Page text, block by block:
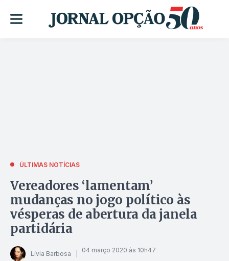
ÚLTIMAS NOTÍCIAS
Vereadores ‘lamentam’
mudanças no jogo político às
vésperas de abertura da janela
partidária
Lívia Barbosa 04 março 2020 às 10h47